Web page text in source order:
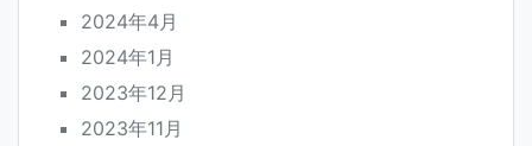
2024年4月
2024年1月
2023年12月
2023年11月